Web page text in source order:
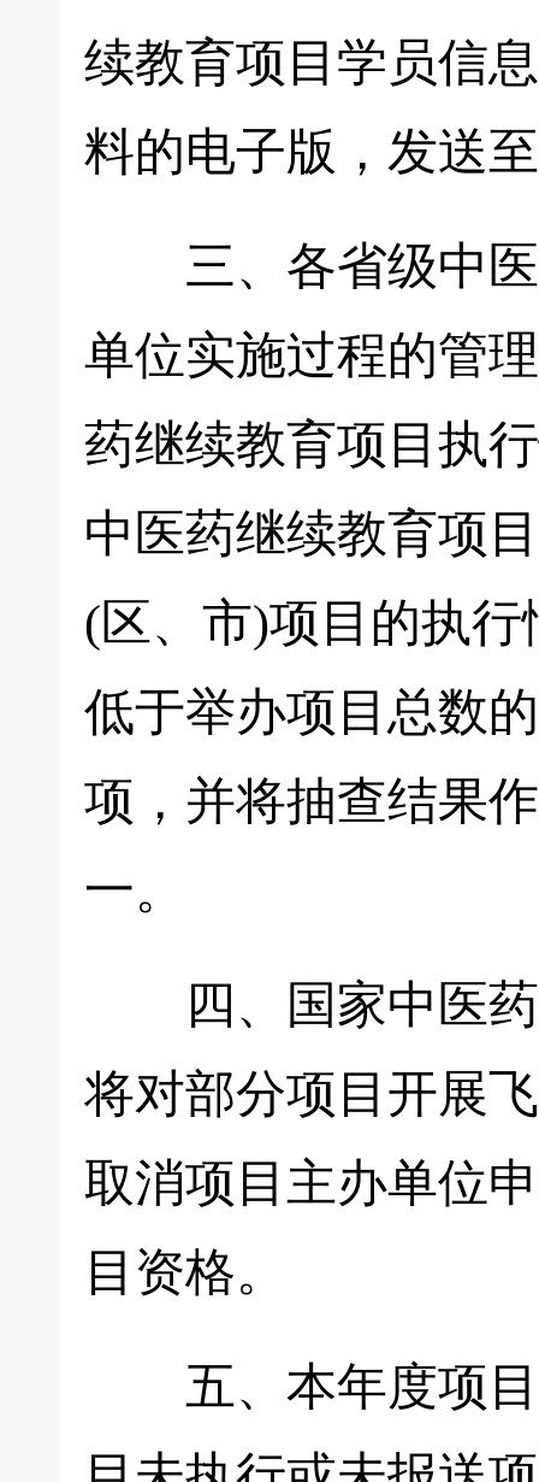
续教育项目学员信
料的电子版，发送
三、各省级中医
单位实施过程的管
药继续教育项目执
中医药继续教育项
(区、市)项目的执
低于举办项目总数
项，并将抽查结果
一。
四、国家中医药
将对部分项目开展
取消项目主办单位
目资格。
五、本年度项目